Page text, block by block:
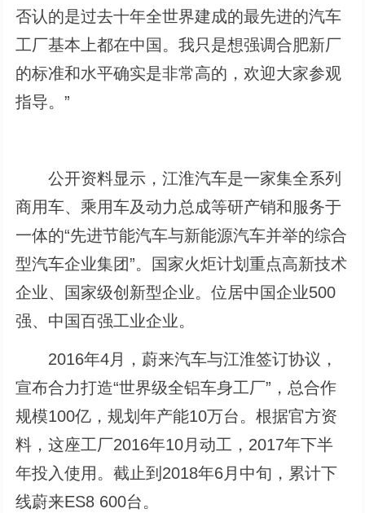
否认的是过去十年全世界建成的最先进的汽车
工厂基本上都在中国。我只是想强调合肥新厂
的标准和水平确实是非常高的，欢迎大家参观
指导。”
公开资料显示，江淮汽车是一家集全系列
商用车、乘用车及动力总成等研产销和服务于
一体的“先进节能汽车与新能源汽车并举的综合
型汽车企业集团”。国家火炬计划重点高新技术
企业、国家级创新型企业。位居中国企业500
强、中国百强工业企业。
2016年4月，蔚来汽车与江淮签订协议，
宣布合力打造“世界级全铝车身工厂”，总合作
规模100亿，规划年产能10万台。根据官方资
料，这座工厂2016年10月动工，2017年下半
年投入使用。截止到2018年6月中旬，累计下
线蔚来ES8 600台。